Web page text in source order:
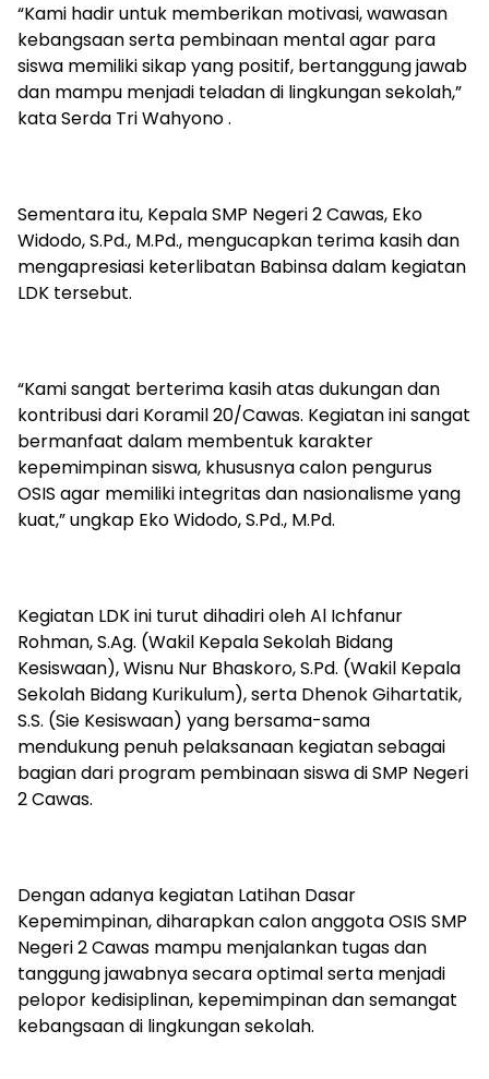
“Kami hadir untuk memberikan motivasi, wawasan
kebangsaan serta pembinaan mental agar para
siswa memiliki sikap yang positif, bertanggung jawab
dan mampu menjadi teladan di lingkungan sekolah,”
kata Serda Tri Wahyono .
Sementara itu, Kepala SMP Negeri 2 Cawas, Eko
Widodo, S.Pd., M.Pd., mengucapkan terima kasih dan
mengapresiasi keterlibatan Babinsa dalam kegiatan
LDK tersebut.
“Kami sangat berterima kasih atas dukungan dan
kontribusi dari Koramil 20/Cawas. Kegiatan ini sangat
bermanfaat dalam membentuk karakter
kepemimpinan siswa, khususnya calon pengurus
OSIS agar memiliki integritas dan nasionalisme yang
kuat,” ungkap Eko Widodo, S.Pd., M.Pd.
Kegiatan LDK ini turut dihadiri oleh Al Ichfanur
Rohman, S.Ag. (Wakil Kepala Sekolah Bidang
Kesiswaan), Wisnu Nur Bhaskoro, S.Pd. (Wakil Kepala
Sekolah Bidang Kurikulum), serta Dhenok Gihartatik,
S.S. (Sie Kesiswaan) yang bersama-sama
mendukung penuh pelaksanaan kegiatan sebagai
bagian dari program pembinaan siswa di SMP Negeri
2 Cawas.
Dengan adanya kegiatan Latihan Dasar
Kepemimpinan, diharapkan calon anggota OSIS SMP
Negeri 2 Cawas mampu menjalankan tugas dan
tanggung jawabnya secara optimal serta menjadi
pelopor kedisiplinan, kepemimpinan dan semangat
kebangsaan di lingkungan sekolah.